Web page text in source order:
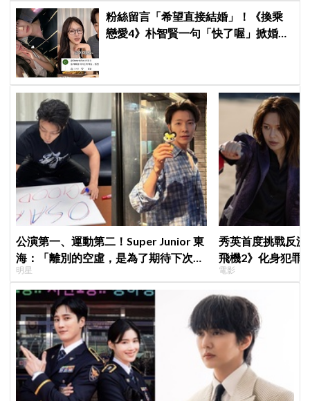
粉絲留言「希望直接結婚」！《換乘
戀愛4》朴智賢一句「快了喔」掀婚訊
公演第一、運動第二！Super Junior 東
海：「離別的空虛，是為了期待下次再
見」
明星
秀英首度挑戰反
飛機2》化身犯罪
電影